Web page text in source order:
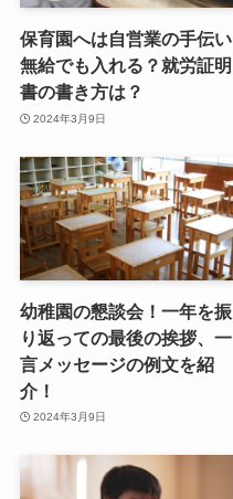
保育園へは自営業の手伝い
無給でも入れる？就労証明
書の書き方は？
2024年3月9日
幼稚園の懇談会！一年を振
り返っての最後の挨拶、一
言メッセージの例文を紹
介！
2024年3月9日